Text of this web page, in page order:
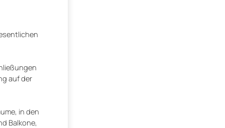
auf der
in den
Balkone,